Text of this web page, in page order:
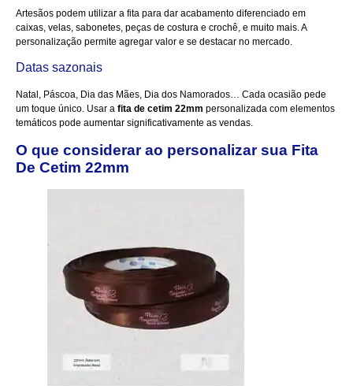
Artesãos podem utilizar a fita para dar acabamento diferenciado em
caixas, velas, sabonetes, peças de costura e crochê, e muito mais. A
personalização permite agregar valor e se destacar no mercado.
Datas sazonais
Natal, Páscoa, Dia das Mães, Dia dos Namorados… Cada ocasião pede
um toque único. Usar a fita de cetim 22mm personalizada com elementos
temáticos pode aumentar significativamente as vendas.
O que considerar ao personalizar sua Fita
De Cetim 22mm